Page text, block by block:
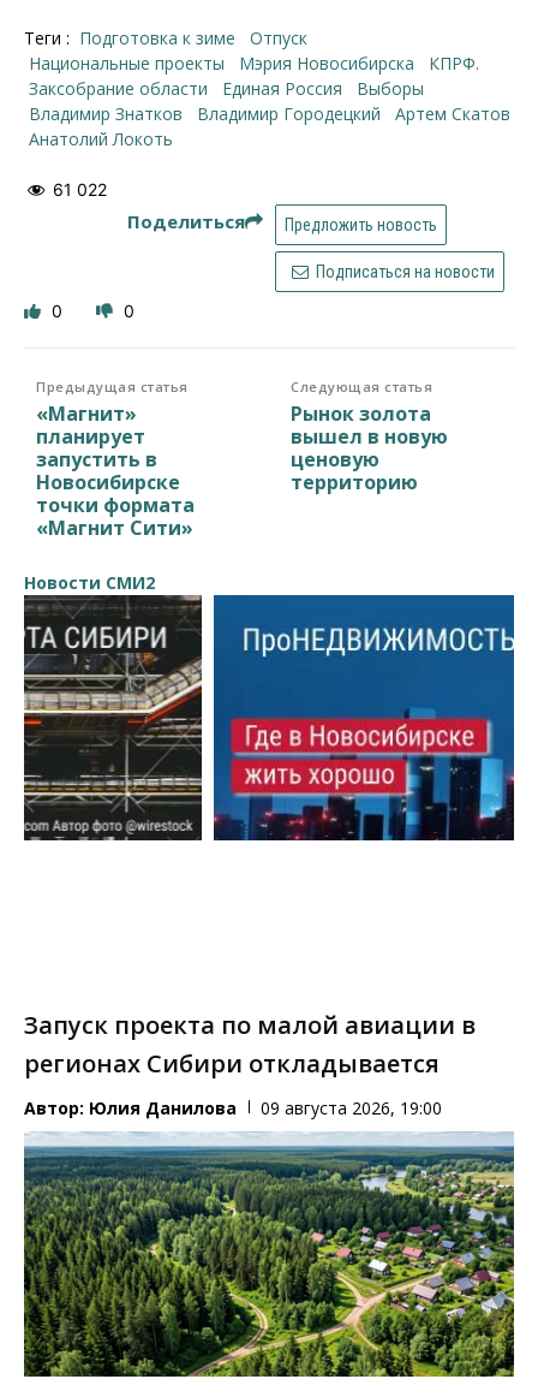
Теги : подготовка к зиме
отпуск
Национальные проекты
Мэрия Новосибирска
КПРФ.
Заксобрание области
Единая Россия
выборы
Владимир Знатков
Владимир Городецкий
Артем Скатов
Анатолий Локоть
61 022
Поделиться Предложить новость
Подписаться на новости
0 0
Предыдущая статья
«Магнит»
планирует
запустить в
Новосибирске
точки формата
«Магнит Сити»
Следующая статья
Рынок золота
вышел в новую
ценовую
территорию
Новости СМИ2
Запуск проекта по малой авиации в
регионах Сибири откладывается
Автор: Юлия Данилова 09 августа 2026, 19:00